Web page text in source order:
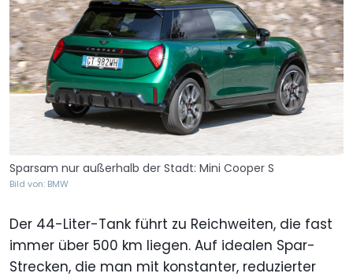
Sparsam nur außerhalb der Stadt: Mini Cooper S
Bild von: BMW
Der 44-Liter-Tank führt zu Reichweiten, die fast
immer über 500 km liegen. Auf idealen Spar-
Strecken, die man mit konstanter, reduzierter